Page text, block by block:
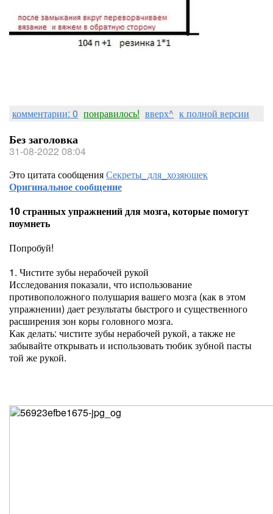
комментарии: 0 понравилось! вверх^ к полной версии
Без заголовка
31-08-2022 08:04
Это цитата сообщенияСекреты_для_хозяюшек
Оригинальное сообщение
10 странных упражнений для мозга, которые помогут
поумнеть
Попробуй!
1. Чистите зубы нерабочей рукой
Исследования показали, что использование
противоположного полушария вашего мозга (как в этом
упражнении) дает результаты быстрого и существенного
расширения зон коры головного мозга.
Как делать: чистите зубы нерабочей рукой, а также не
забывайте открывать и использовать тюбик зубной пасты
той же рукой.